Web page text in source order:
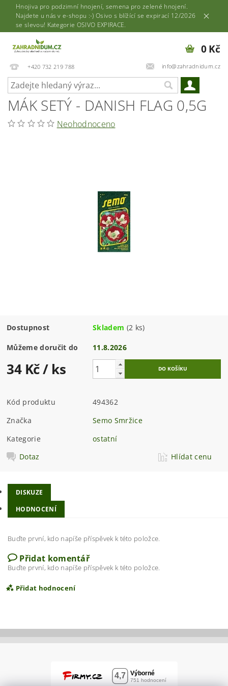
Hnojiva pro podzimní hnojení, semena pro zelené hnojení.
Najdete u nás v e-shopu :-) Osivo s blížící se expirací 12/2026
se slevou! Kategorie OSIVO EXPIRACE.
+420 732 219 788 info@zahradnidum.cz
0 Kč
MÁK SETÝ - DANISH FLAG 0,5G
Neohodnoceno
Dostupnost Skladem (2 ks)
Můžeme doručit do 11.8.2026
34 Kč/ ks
Kód produktu
494362
Značka
Semo Smržice
Kategorie
ostatní
Dotaz
Hlídat cenu
DISKUZE
HODNOCENÍ
Buďte první, kdo napíše příspěvek k této položce.
Přidat komentář
Buďte první, kdo napíše příspěvek k této položce.
Přidat hodnocení